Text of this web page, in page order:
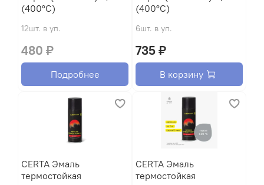
(400°С)
12шт. в уп.
480 ₽
Подробнее
(400°С)
6шт. в уп.
735 ₽
В корзину
CERTA Эмаль
термостойкая
CERTA Эмаль
термостойкая